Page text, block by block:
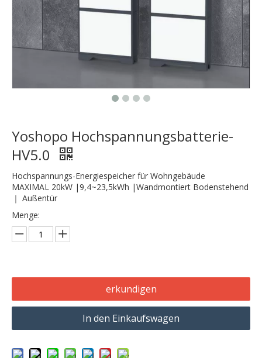
Yoshopo Hochspannungsbatterie-
HV5.0
Hochspannungs-Energiespeicher für Wohngebäude
MAXIMAL 20kW |9,4~23,5kWh |Wandmontiert Bodenstehend
｜ Außentür
Menge:
erkundigen
In den Einkaufswagen